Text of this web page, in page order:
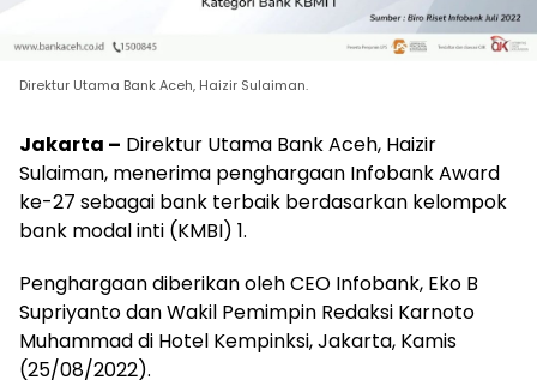
Direktur Utama Bank Aceh, Haizir Sulaiman.
Jakarta – Direktur Utama Bank Aceh, Haizir
Sulaiman, menerima penghargaan Infobank Award
ke-27 sebagai bank terbaik berdasarkan kelompok
bank modal inti (KMBI) 1.
Penghargaan diberikan oleh CEO Infobank, Eko B
Supriyanto dan Wakil Pemimpin Redaksi Karnoto
Muhammad di Hotel Kempinksi, Jakarta, Kamis
(25/08/2022).